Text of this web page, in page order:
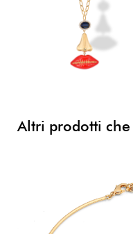
Altri prodotti